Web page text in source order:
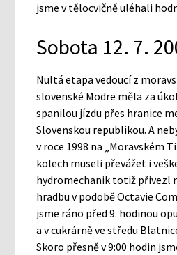
jsme v tělocvičně uléhali
Sobota 12. 7.
Nultá etapa vedoucí z
slovenské Modre měla za
spanilou jízdu přes hranice
Slovenskou republikou. A
v roce 1998 na „Moravském
kolech museli převážet i
hydromechanik totiž přivezl
hradbu v podobě Octavie
jsme ráno před 9. hodinou
a v cukrárně ve středu
Skoro přesně v 9:00 hodin